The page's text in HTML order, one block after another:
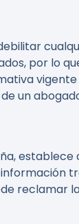
por lo
un
reclamar